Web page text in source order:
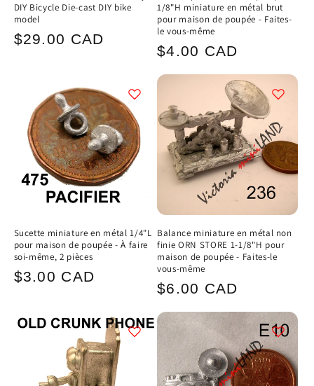
DIY Bicycle Die-cast DIY bike
model
Prix
$29.00 CAD
1/8"H miniature en métal brut
pour maison de poupée - Faites-
le vous-même
Prix
$4.00 CAD
Sucette miniature en métal 1/4"L
pour maison de poupée - À faire
soi-même, 2 pièces
Prix
$3.00 CAD
Balance miniature en métal non
finie ORN STORE 1-1/8"H pour
maison de poupée - Faites-le
vous-même
Prix
$6.00 CAD